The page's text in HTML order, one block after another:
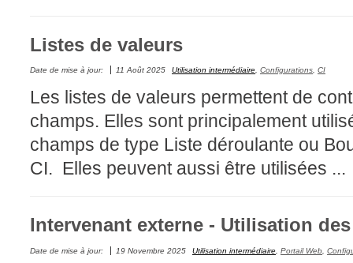
EntraID
Équipes non TI
État des
externe
Fichiers
Foire aux
Listes de valeurs
Date de mise à jour: 11 Août 2025 Utilisation intermédiaire, Configurations, CI
Les listes de valeurs permettent de
champs. Elles sont principalement
champs de type Liste déroulante ou
CI. Elles peuvent aussi être utilisées ...
Intervenant externe - Utilisation
Date de mise à jour: 19 Novembre 2025 Utilisation intermédiaire Portail Web